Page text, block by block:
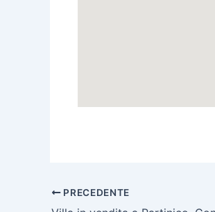
PRECEDENTE